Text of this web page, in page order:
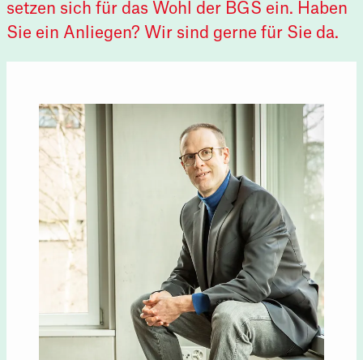
setzen sich für das Wohl der BGS ein. Haben
Sie ein Anliegen? Wir sind gerne für Sie da.
Alle Geschäftsstelle Unterhalt Vorstand